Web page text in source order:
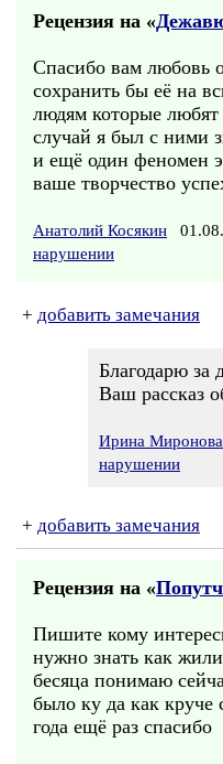
Рецензия на «
Спасибо вам любовь
сохранить бы её на
людям которые
случай я был с ними
и ещё один феномен
ваше творчество
Анатолий Косякин
нарушении
+ добавить замечания
Благодарю за
Ваш рассказ
Ирина
нарушении
+ добавить замечания
Рецензия на «
Пишите кому
нужно знать как
бесяца понимаю
было ку да как круче
года ещё раз спасибо